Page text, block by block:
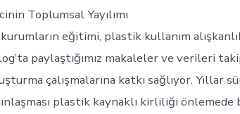
Toplumsal Yayılımı
eğitimi, plastik kullanım
paylaştığımız makaleler ve verileri
çalışmalarına katkı sağlıyor.
plastik kaynaklı kirliliği